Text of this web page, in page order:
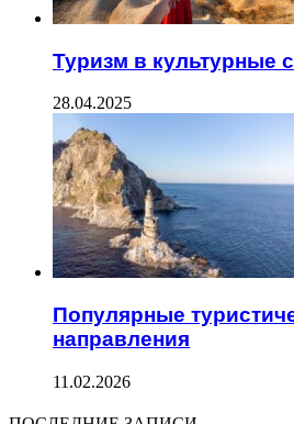
Туризм в культурные
28.04.2025
Популярные
направления
11.02.2026